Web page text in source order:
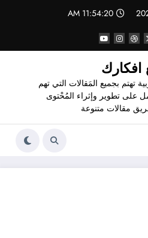
11:54:20 AM
افكارك
تهتم بجميع المَقالات التي تهم
على تطوير وإثراء المُحْتوى
مقالات متنوعة